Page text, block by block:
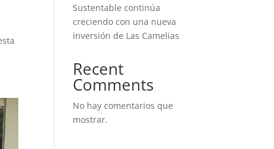
Sustentable continúa
creciendo con una nueva
inversión de Las Camelias
Recent
Comments
No hay comentarios que
mostrar.